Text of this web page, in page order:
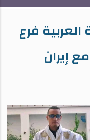
العربية فرع
إيران